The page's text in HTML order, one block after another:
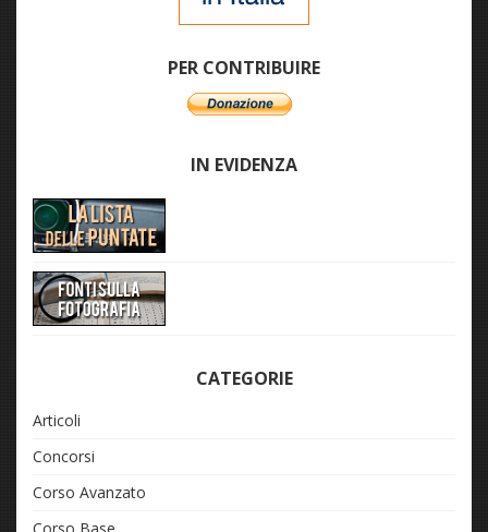
PER CONTRIBUIRE
IN EVIDENZA
CATEGORIE
Articoli
Concorsi
Corso Avanzato
Corso Base